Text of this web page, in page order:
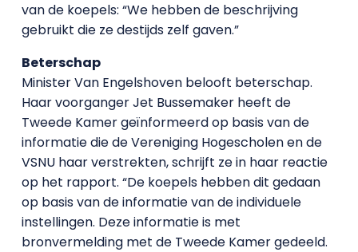
van de koepels: “We hebben de beschrijving
gebruikt die ze destijds zelf gaven.”
Beterschap
Minister Van Engelshoven belooft beterschap.
Haar voorganger Jet Bussemaker heeft de
Tweede Kamer geïnformeerd op basis van de
informatie die de Vereniging Hogescholen en de
VSNU haar verstrekten, schrijft ze in haar reactie
op het rapport. “De koepels hebben dit gedaan
op basis van de informatie van de individuele
instellingen. Deze informatie is met
bronvermelding met de Tweede Kamer gedeeld.